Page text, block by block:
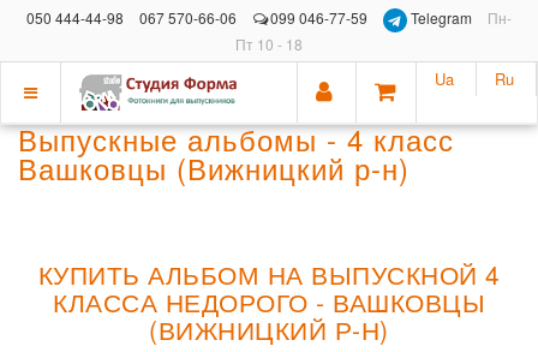
050 444-44-98 067 570-66-06 099 046-77-59 Telegram
Пн-
Пт 10 - 18
Показать
меню
Ua Ru
Выпускные альбомы - 4 класс
Вашковцы (Вижницкий р-н)
КУПИТЬ АЛЬБОМ НА ВЫПУСКНОЙ 4
КЛАССА НЕДОРОГО - ВАШКОВЦЫ
(ВИЖНИЦКИЙ Р-Н)